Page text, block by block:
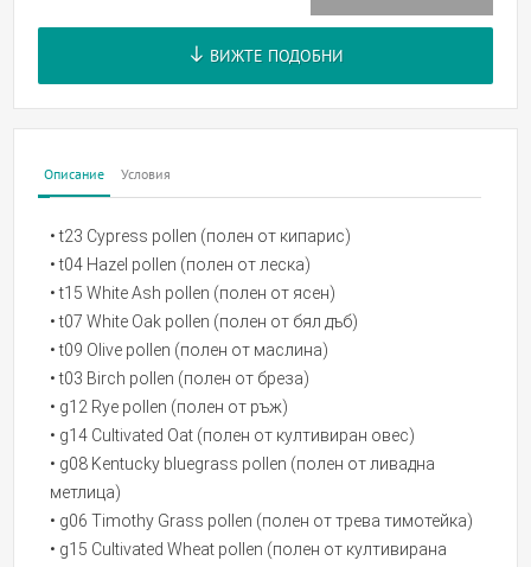
ВИЖТЕ ПОДОБНИ
Описание Условия
• t23 Cypress pollen (полен от кипарис)
• t04 Hazel pollen (полен от леска)
• t15 White Ash pollen (полен от ясен)
• t07 White Oak pollen (полен от бял дъб)
• t09 Olive pollen (полен от маслина)
• t03 Birch pollen (полен от бреза)
• g12 Rye pollen (полен от ръж)
• g14 Cultivated Oat (полен от култивиран овес)
• g08 Kentucky bluegrass pollen (полен от ливадна
метлица)
• g06 Timothy Grass pollen (полен от трева тимотейка)
• g15 Cultivated Wheat pollen (полен от култивиранa